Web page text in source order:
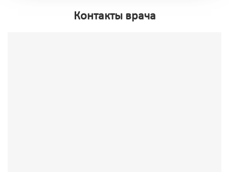
Контакты врача